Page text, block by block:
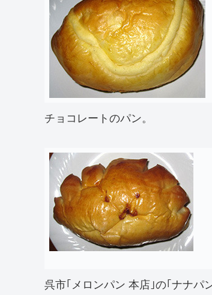
チョコレートのパン。
呉市｢メロンパン 本店｣の｢ナナパ